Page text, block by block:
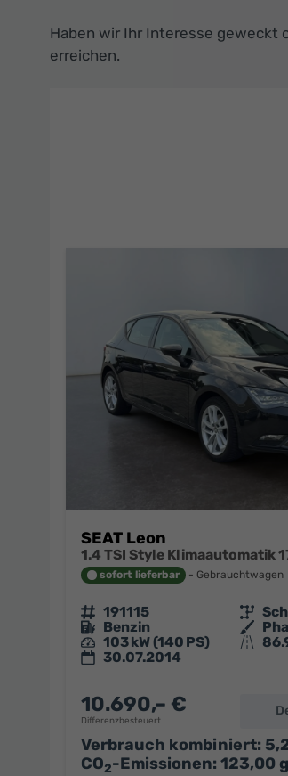
Haben wir Ihr Interesse geweckt
erreichen.
SEAT Leon
sofort lieferbar Gebrauchtwagen
Fahrzeugnr. 191115 Getriebe
Kraftstoff Benzin Außenfarbe
Leistung 103 kW (140 PS) Kilometerstand
30.07.2014
10.690,– €
Differenzbesteuert
Verbrauch kombiniert:
CO2-Emissionen: 123,00